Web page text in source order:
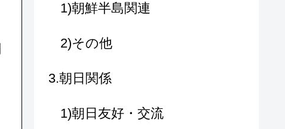
1)朝鮮半島関連
2)その他
3.朝日関係
1)朝日友好・交流